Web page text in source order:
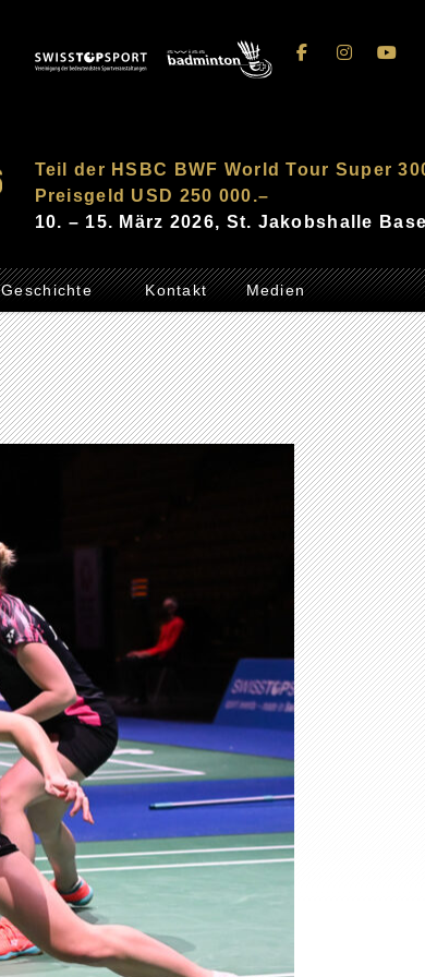
Teil der HSBC BWF World Tour Super
Preisgeld USD 250 000.–
10. – 15. März 2026, St. Jakobshalle Basel
Geschichte Kontakt Medien